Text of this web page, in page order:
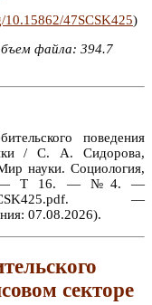
10.15862/47SCSK425)
файла: 394.7
поведения
/ С. А. Сидорова,
науки. Социология,
— Т 16. — №4. —
—
07.08.2026).
секторе